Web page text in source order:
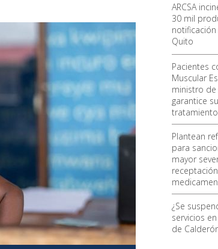
ARCSA
30 mil
Quito
Pacientes
Muscular
ministro de
garantice
Plantean
para
mayor
¿Se
servicios
de